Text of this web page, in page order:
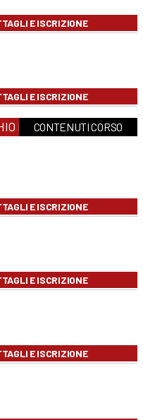
E ISCRIZIONE
E ISCRIZIONE
BASSOCONTENUTI CORSO
E ISCRIZIONE
E ISCRIZIONE
E ISCRIZIONE